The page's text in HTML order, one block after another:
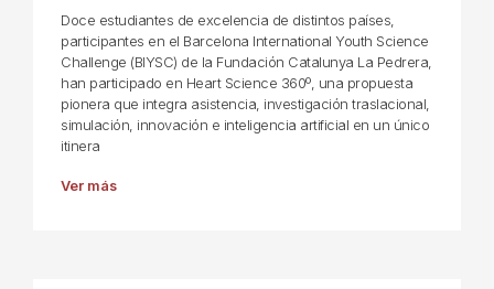
Doce estudiantes de excelencia de distintos países,
participantes en el Barcelona International Youth Science
Challenge (BIYSC) de la Fundación Catalunya La Pedrera,
han participado en Heart Science 360º, una propuesta
pionera que integra asistencia, investigación traslacional,
simulación, innovación e inteligencia artificial en un único
itinera
Ver más